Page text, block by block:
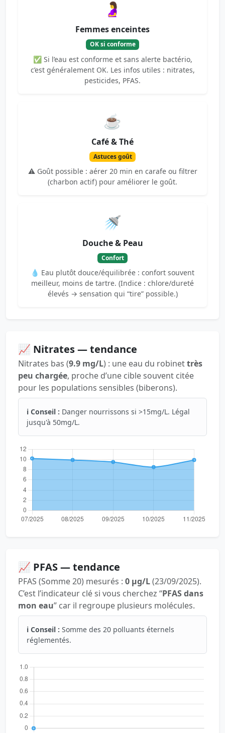
🤰
Femmes enceintes
OK si conforme
✅ Si l’eau est conforme et sans alerte bactério,
c’est généralement OK. Les infos utiles : nitrates,
pesticides, PFAS.
☕
Café & Thé
Astuces goût
⚠️ Goût possible : aérer 20 min en carafe ou filtrer
(charbon actif) pour améliorer le goût.
🚿
Douche & Peau
Confort
💧 Eau plutôt douce/équilibrée : confort souvent
meilleur, moins de tartre. (Indice : chlore/dureté
élevés → sensation qui “tire” possible.)
📈 Nitrates — tendance
Nitrates bas (9.9 mg/L) : une eau du robinettrès
peu chargée, proche d’une cible souvent citée
pour les populations sensibles (biberons).
ℹ️ Conseil : Danger nourrissons si >15mg/L. Légal
jusqu'à 50mg/L.
📈 PFAS — tendance
PFAS (Somme 20) mesurés : 0 µg/L(23/09/2025).
C’est l’indicateur clé si vous cherchez “PFAS dans
mon eau” car il regroupe plusieurs molécules.
ℹ️ Conseil : Somme des 20 polluants éternels
réglementés.